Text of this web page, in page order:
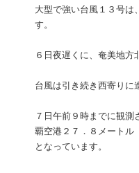
大型で強い台風１３号
す。
６日夜遅くに、奄美地
台風は引き続き西寄り
７日午前９時までに観
覇空港２７．８メートル
となっています。